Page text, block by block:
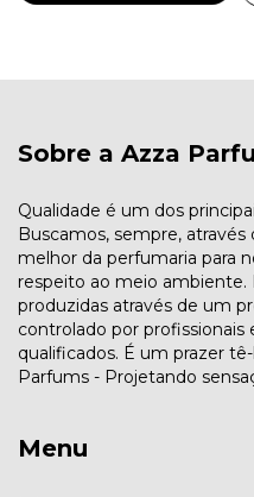
Sobre a Azza
Qualidade é um dos
Buscamos, sempre,
melhor da perfumaria para
respeito ao meio ambiente.
produzidas através de um
controlado por
qualificados. É um prazer
Parfums - Projetando
Menu